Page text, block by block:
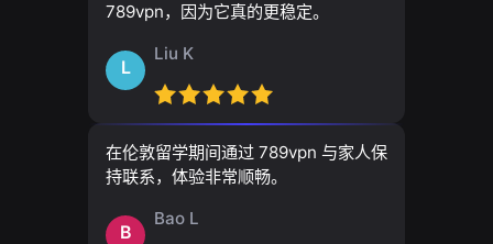
789vpn，因为它真的更稳定。
L
Liu K
在伦敦留学期间通过 789vpn 与家人保
持联系，体验非常顺畅。
B
Bao L